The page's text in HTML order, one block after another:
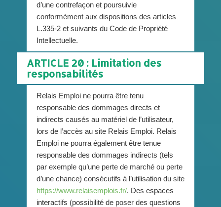
d’une contrefaçon et poursuivie
conformément aux dispositions des articles
L.335-2 et suivants du Code de Propriété
Intellectuelle.
ARTICLE 20 : Limitation des
responsabilités
Relais Emploi ne pourra être tenu
responsable des dommages directs et
indirects causés au matériel de l’utilisateur,
lors de l’accès au site Relais Emploi. Relais
Emploi ne pourra également être tenue
responsable des dommages indirects (tels
par exemple qu’une perte de marché ou perte
d’une chance) consécutifs à l’utilisation du site
https://www.relaisemplois.fr/. Des espaces
interactifs (possibilité de poser des questions